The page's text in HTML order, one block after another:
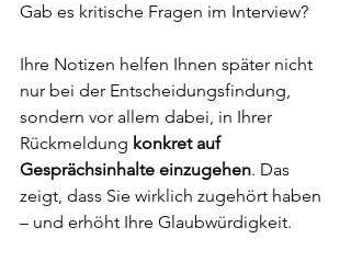
Gab es kritische Fragen im Interview?
Ihre Notizen helfen Ihnen später nicht
nur bei der Entscheidungsfindung,
sondern vor allem dabei, in Ihrer
Rückmeldung konkret auf
Gesprächsinhalte einzugehen. Das
zeigt, dass Sie wirklich zugehört haben
– und erhöht Ihre Glaubwürdigkeit.